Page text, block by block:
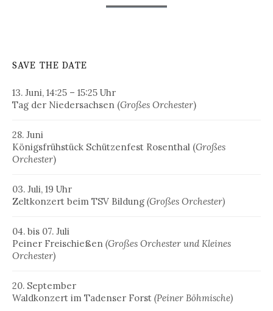
SAVE THE DATE
13. Juni, 14:25 – 15:25 Uhr
Tag der Niedersachsen (Großes Orchester)
28. Juni
Königsfrühstück Schützenfest Rosenthal (Großes
Orchester)
03. Juli, 19 Uhr
Zeltkonzert beim TSV Bildung (Großes Orchester)
04. bis 07. Juli
Peiner Freischießen (Großes Orchester und Kleines
Orchester)
20. September
Waldkonzert im Tadenser Forst (Peiner Böhmische)